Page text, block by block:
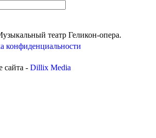
театр Геликон-опера.
конфиденциальности
сайта - Dillix Media